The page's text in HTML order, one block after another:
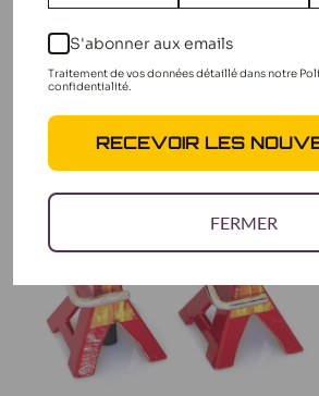
Avis
Questions
réponses
ÉTAIENT
S'abonner aux emails
Traitement de vos données détaillé dans notre
confidentialité.
RECEVOIR LES
FERMER